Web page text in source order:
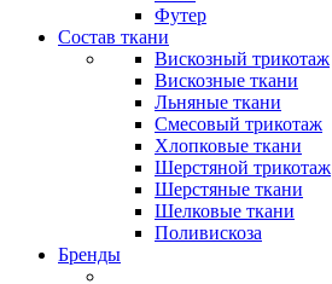
Футер
Состав ткани
Вискозный трикотаж
Вискозные ткани
Льняные ткани
Смесовый трикотаж
Хлопковые ткани
Шерстяной трикотаж
Шерстяные ткани
Шелковые ткани
Поливискоза
Бренды